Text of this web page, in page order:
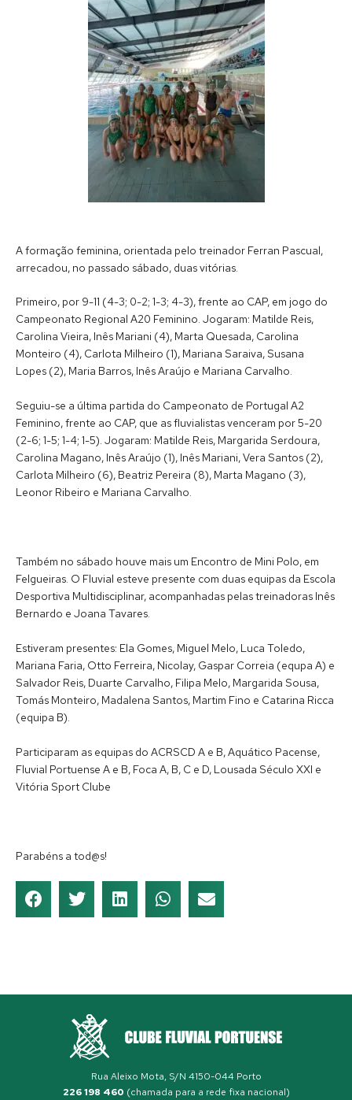
A formação feminina, orientada pelo treinador Ferran Pascual,
arrecadou, no passado sábado, duas vitórias.
Primeiro, por 9-11 (4-3; 0-2; 1-3; 4-3), frente ao CAP, em jogo do
Campeonato Regional A20 Feminino. Jogaram: Matilde Reis,
Carolina Vieira, Inês Mariani (4), Marta Quesada, Carolina
Monteiro (4), Carlota Milheiro (1), Mariana Saraiva, Susana
Lopes (2), Maria Barros, Inês Araújo e Mariana Carvalho.
Seguiu-se a última partida do Campeonato de Portugal A2
Feminino, frente ao CAP, que as fluvialistas venceram por 5-20
(2-6; 1-5; 1-4; 1-5). Jogaram: Matilde Reis, Margarida Serdoura,
Carolina Magano, Inês Araújo (1), Inês Mariani, Vera Santos (2),
Carlota Milheiro (6), Beatriz Pereira (8), Marta Magano (3),
Leonor Ribeiro e Mariana Carvalho.
Também no sábado houve mais um Encontro de Mini Polo, em
Felgueiras. O Fluvial esteve presente com duas equipas da Escola
Desportiva Multidisciplinar, acompanhadas pelas treinadoras Inês
Bernardo e Joana Tavares.
Estiveram presentes: Ela Gomes, Miguel Melo, Luca Toledo,
Mariana Faria, Otto Ferreira, Nicolay, Gaspar Correia (equpa A) e
Salvador Reis, Duarte Carvalho, Filipa Melo, Margarida Sousa,
Tomás Monteiro, Madalena Santos, Martim Fino e Catarina Ricca
(equipa B).
Participaram as equipas do ACRSCD A e B, Aquático Pacense,
Fluvial Portuense A e B, Foca A, B, C e D, Lousada Século XXI e
Vitória Sport Clube
Parabéns a tod@s!
Rua Aleixo Mota, S/N 4150-044 Porto
226 198 460 (chamada para a rede fixa nacional)